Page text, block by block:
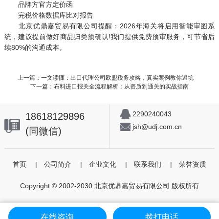
品牌方官方定价函
完税价格数据库比对报告
北京优鼎嘉贸易有限公司提醒：2026年海关将启用智能审图系
统，建议提前做好商品归类预确认!我们提供免费预审服务，可节省后
续80%的沟通成本。
上一篇：一文读懂：出口代理公司欧盟税务攻略，真实案例教你避坑
下一篇：布料进口报关全流程解析：从资质到通关的实战指南
18618129896
(同微信)
2290240043
jsh@udj.com.cn
首页 | 公司简介 | 企业文化 | 联系我们 | 荣誉资质
Copyright © 2002-2030 北京优鼎嘉贸易有限公司 版权所有
在线咨询 拨打电话